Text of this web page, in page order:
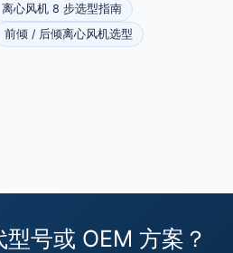
离心风机 8 步选型指南
前倾 / 后倾离心风机选型
号或 OEM 方案？